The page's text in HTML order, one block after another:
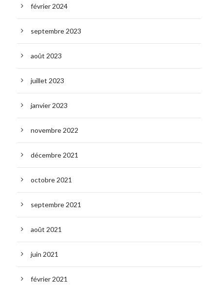
février 2024
septembre 2023
août 2023
juillet 2023
janvier 2023
novembre 2022
décembre 2021
octobre 2021
septembre 2021
août 2021
juin 2021
février 2021